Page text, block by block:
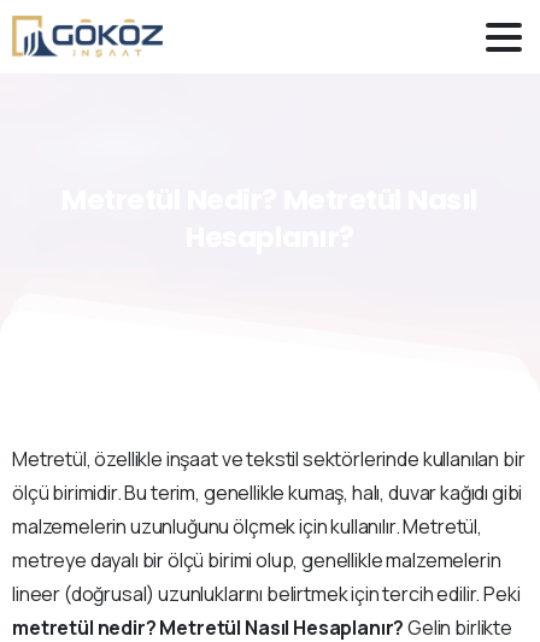
Metretül, özellikle inşaat ve tekstil sektörlerinde kullanılan bir
ölçü birimidir. Bu terim, genellikle kumaş, halı, duvar kağıdı gibi
malzemelerin uzunluğunu ölçmek için kullanılır. Metretül,
metreye dayalı bir ölçü birimi olup, genellikle malzemelerin
lineer (doğrusal) uzunluklarını belirtmek için tercih edilir. Peki
metretül nedir? Metretül Nasıl Hesaplanır?Gelin birlikte